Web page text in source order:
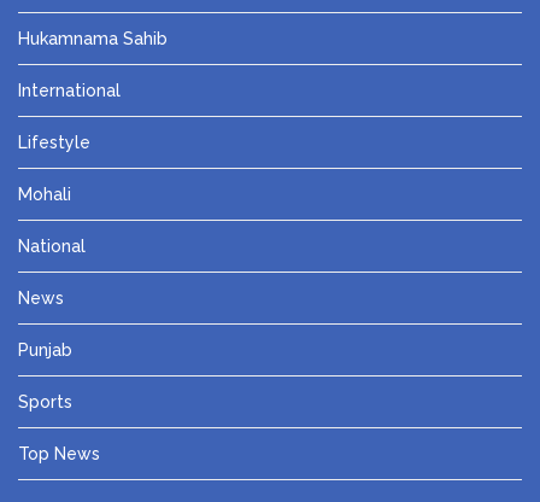
Hukamnama Sahib
International
Lifestyle
Mohali
National
News
Punjab
Sports
Top News